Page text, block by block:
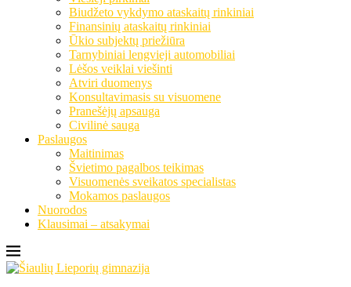
Biudžeto vykdymo ataskaitų rinkiniai
Finansinių ataskaitų rinkiniai
Ūkio subjektų priežiūra
Tarnybiniai lengvieji automobiliai
Lėšos veiklai viešinti
Atviri duomenys
Konsultavimasis su visuomene
Pranešėjų apsauga
Civilinė sauga
Paslaugos
Maitinimas
Švietimo pagalbos teikimas
Visuomenės sveikatos specialistas
Mokamos paslaugos
Nuorodos
Klausimai – atsakymai